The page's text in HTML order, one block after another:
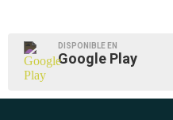
DISPONIBLE EN
Google Play